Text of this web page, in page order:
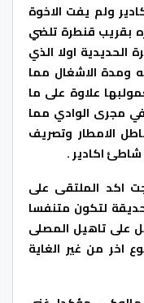
ولم يفت الاخوة
بقريب قنطرة تلضي
الحديدية اولا الذي
ومدة الاشغال مما
علاوة على ما
مجرى الوادي مما
الامطار وتصريف
شاطئ اكادير .
اكد الملتقى على
لتكون متنفسا
على تاهيل المصلى
اخر من غير الغاية